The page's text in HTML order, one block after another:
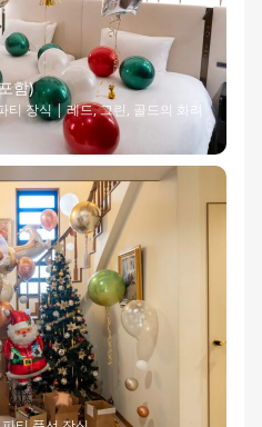
함)
장식 | 레드, 그린, 골드의 화려